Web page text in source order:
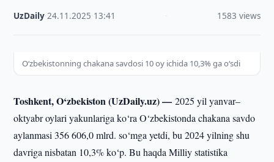
UzDaily ·24.11.2025 13:41 1583 views
O‘zbekistonning chakana savdosi 10 oy ichida 10,3% ga o‘sdi
Toshkent, O‘zbekiston (UzDaily.uz) —2025 yil yanvar–
oktyabr oylari yakunlariga ko‘ra O‘zbekistonda chakana savdo
aylanmasi 356 606,0 mlrd. so‘mga yetdi, bu 2024 yilning shu
davriga nisbatan 10,3% ko‘p. Bu haqda Milliy statistika